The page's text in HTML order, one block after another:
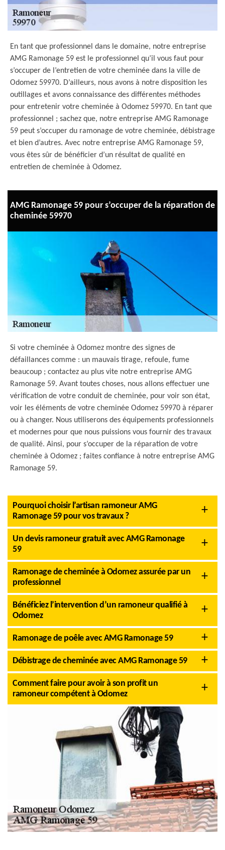
En tant que professionnel dans le domaine, notre entreprise
AMG Ramonage 59 est le professionnel qu’il vous faut pour
s’occuper de l’entretien de votre cheminée dans la ville de
Odomez 59970. D’ailleurs, nous avons à notre disposition les
outillages et avons connaissance des différentes méthodes
pour entretenir votre cheminée à Odomez 59970. En tant que
professionnel ; sachez que, notre entreprise AMG Ramonage
59 peut s’occuper du ramonage de votre cheminée, débistrage
et bien d’autres. Avec notre entreprise AMG Ramonage 59,
vous êtes sûr de bénéficier d’un résultat de qualité en
entretien de cheminée à Odomez.
AMG Ramonage 59 pour s’occuper de la réparation de
cheminée 59970
Si votre cheminée à Odomez montre des signes de
défaillances comme : un mauvais tirage, refoule, fume
beaucoup ; contactez au plus vite notre entreprise AMG
Ramonage 59. Avant toutes choses, nous allons effectuer une
vérification de votre conduit de cheminée, pour voir son état,
voir les éléments de votre cheminée Odomez 59970 à réparer
ou à changer. Nous utiliserons des équipements professionnels
et modernes pour que nous puissions vous fournir des travaux
de qualité. Ainsi, pour s’occuper de la réparation de votre
cheminée à Odomez ; faites confiance à notre entreprise AMG
Ramonage 59.
Pourquoi choisir l’artisan ramoneur AMG
Ramonage 59 pour vos travaux ?
Un devis ramoneur gratuit avec AMG Ramonage
59
Ramonage de cheminée à Odomez assurée par un
professionnel
Bénéficiez l’intervention d’un ramoneur qualifié à
Odomez
Ramonage de poêle avec AMG Ramonage 59
Débistrage de cheminée avec AMG Ramonage 59
Comment faire pour avoir à son profit un
ramoneur compétent à Odomez